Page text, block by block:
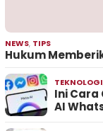
NEWS, TIPS
Hukum
TEKNOLOGI
Ini Cara
AI